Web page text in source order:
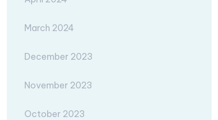
March 2024
December 2023
November 2023
October 2023